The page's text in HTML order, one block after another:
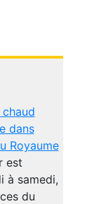
dans
Royaume
est
à samedi,
du